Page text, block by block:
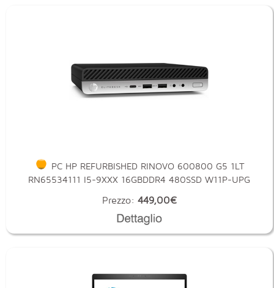
PC HP REFURBISHED RINOVO 600800 G5 1LT
RN65534111 I5-9XXX 16GBDDR4 480SSD W11P-UPG
Prezzo: 449,00€